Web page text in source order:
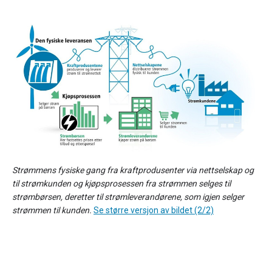
Strømmens fysiske gang fra kraftprodusenter via nettselskap og
til strømkunden og kjøpsprosessen fra strømmen selges til
strømbørsen, deretter til strømleverandørene, som igjen selger
strømmen til kunden. Se større versjon av bildet (2/2)